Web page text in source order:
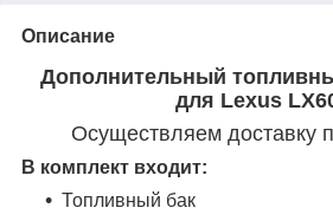
Описание
Дополнительный
для Lexus
Осуществляем доставку
В комплект входит:
Топливный бак